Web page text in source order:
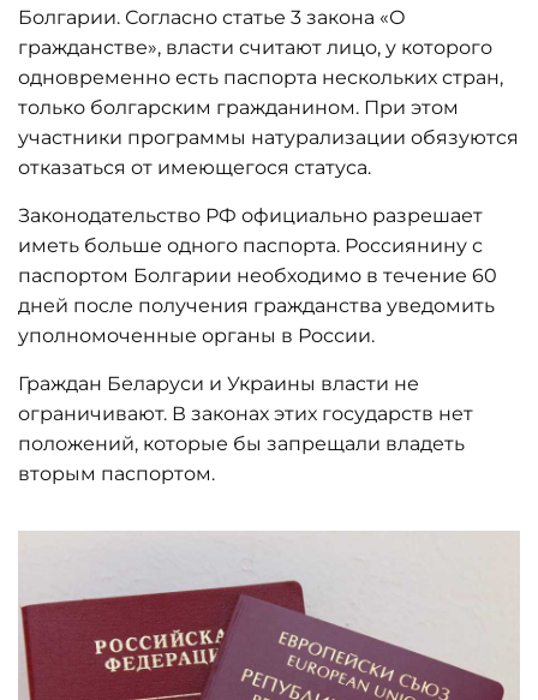
Болгарии. Согласно статье 3 закона «О
гражданстве», власти считают лицо, у которого
одновременно есть паспорта нескольких стран,
только болгарским гражданином. При этом
участники программы натурализации обязуются
отказаться от имеющегося статуса.
Законодательство РФ официально разрешает
иметь больше одного паспорта. Россиянину с
паспортом Болгарии необходимо в течение 60
дней после получения гражданства уведомить
уполномоченные органы в России.
Граждан Беларуси и Украины власти не
ограничивают. В законах этих государств нет
положений, которые бы запрещали владеть
вторым паспортом.